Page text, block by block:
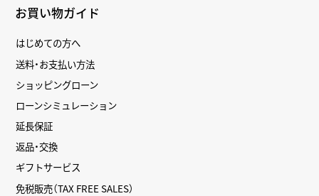
お買い物ガイド
はじめての方へ
送料・お支払い方法
ショッピングローン
ローンシミュレーション
延長保証
返品・交換
ギフトサービス
免税販売（TAX FREE SALES）